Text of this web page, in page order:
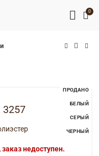
0
ПРОДАНО
БЕЛЫЙ
СЕРЫЙ
ЧЕРНЫЙ
недоступен.